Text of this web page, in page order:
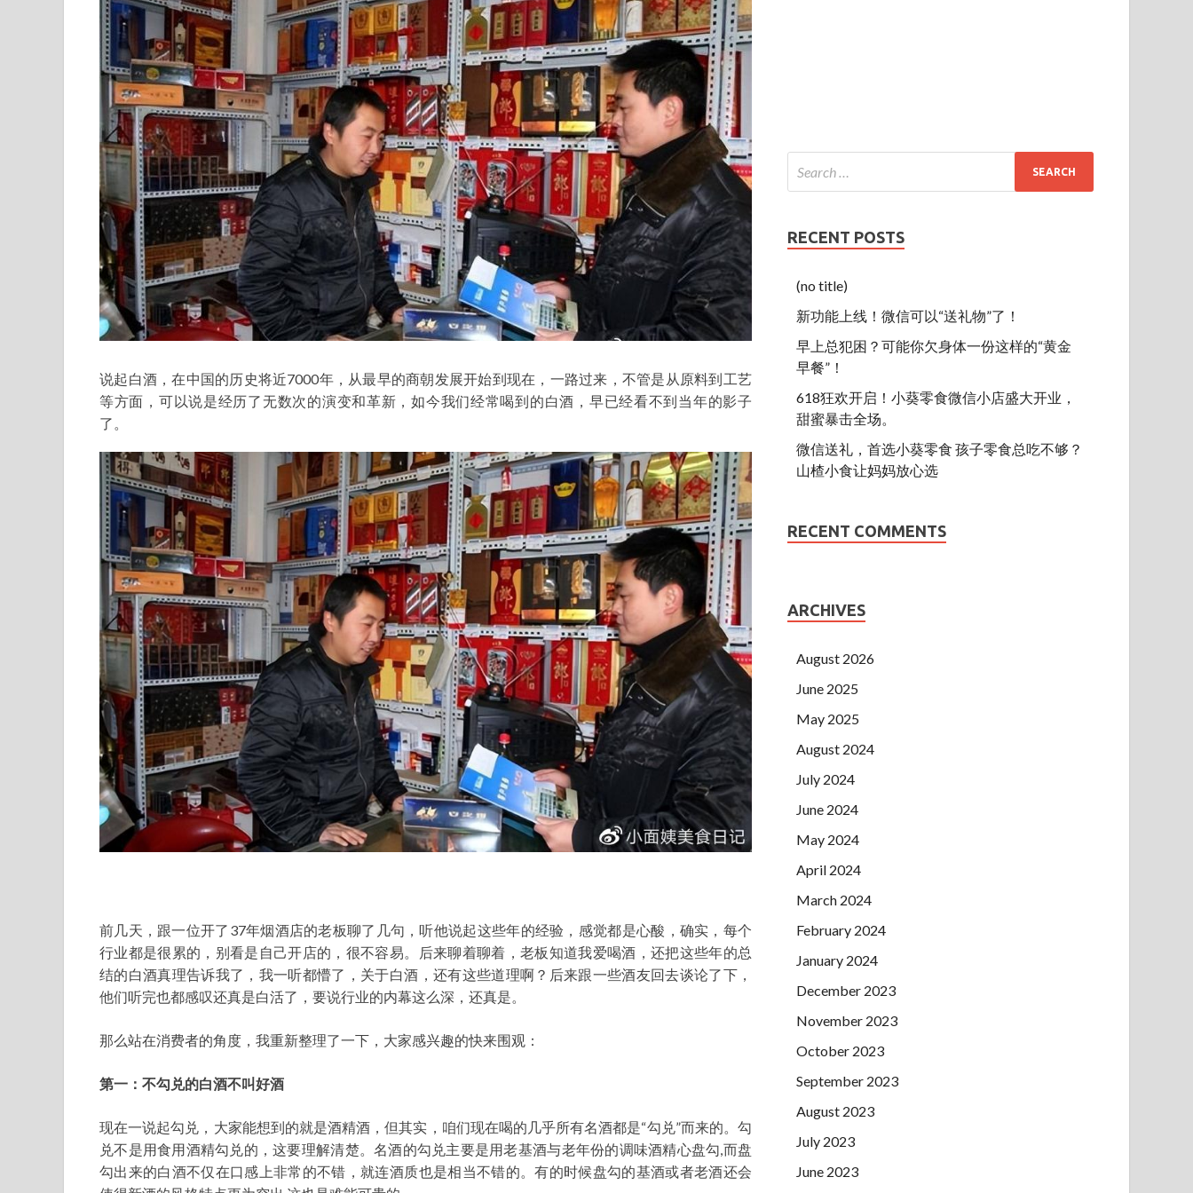
说起白酒，在中国的历史将近7000年，从最早的商朝发展开始到现在，一路过来，不管是从原料到工艺
等方面，可以说是经历了无数次的演变和革新，如今我们经常喝到的白酒，早已经看不到当年的影子
了。
前几天，跟一位开了37年烟酒店的老板聊了几句，听他说起这些年的经验，感觉都是心酸，确实，每个
行业都是很累的，别看是自己开店的，很不容易。后来聊着聊着，老板知道我爱喝酒，还把这些年的总
结的白酒真理告诉我了，我一听都懵了，关于白酒，还有这些道理啊？后来跟一些酒友回去谈论了下，
他们听完也都感叹还真是白活了，要说行业的内幕这么深，还真是。
那么站在消费者的角度，我重新整理了一下，大家感兴趣的快来围观：
第一：不勾兑的白酒不叫好酒
现在一说起勾兑，大家能想到的就是酒精酒，但其实，咱们现在喝的几乎所有名酒都是“勾兑”而来的。勾
兑不是用食用酒精勾兑的，这要理解清楚。名酒的勾兑主要是用老基酒与老年份的调味酒精心盘勾,而盘
勾出来的白酒不仅在口感上非常的不错，就连酒质也是相当不错的。有的时候盘勾的基酒或者老酒还会
RECENT POSTS
(no title)
新功能上线！微信可以“送礼物”了！
早上总犯困？可能你欠身体一份这样的“黄金
早餐”！
618狂欢开启！小葵零食微信小店盛大开业，
甜蜜暴击全场。
微信送礼，首选小葵零食 孩子零食总吃不够？
山楂小食让妈妈放心选
RECENT COMMENTS
ARCHIVES
August 2026
June 2025
May 2025
August 2024
July 2024
June 2024
May 2024
April 2024
March 2024
February 2024
January 2024
December 2023
November 2023
October 2023
September 2023
August 2023
July 2023
June 2023